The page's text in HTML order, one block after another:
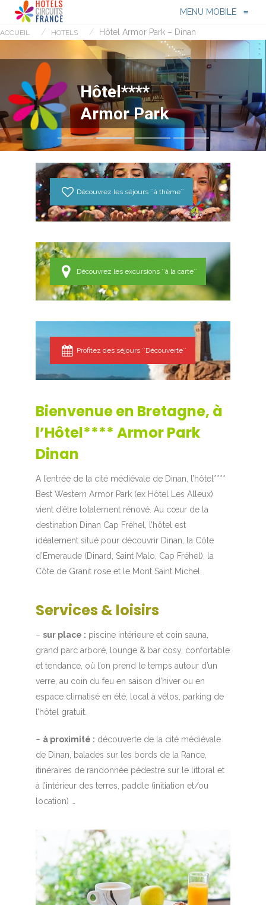
MENU MOBILE ≡
ACCUEIL HOTELS Hôtel Armor Park – Dinan
Hôtel****
Armor Park
Découvrez les séjours ``à thème``
Découvrez les excursions ``à la carte``
Profitez des séjours ``Découverte``
Bienvenue en Bretagne, à
l’Hôtel**** Armor Park
Dinan
A l’entrée de la cité médiévale de Dinan, l’hôtel****
Best Western Armor Park (ex Hôtel Les Alleux)
vient d’être totalement rénové. Au cœur de la
destination Dinan Cap Fréhel, l’hôtel est
idéalement situé pour découvrir Dinan, la Côte
d’Emeraude (Dinard, Saint Malo, Cap Fréhel), la
Côte de Granit rose et le Mont Saint Michel.
Services & loisirs
– sur place : piscine intérieure et coin sauna,
grand parc arboré, lounge & bar cosy, confortable
et tendance, où l’on prend le temps autour d’un
verre, au coin du feu en saison d’hiver ou en
espace climatisé en été, local à vélos, parking de
l’hôtel gratuit.
– à proximité : découverte de la cité médiévale
de Dinan, balades sur les bords de la Rance,
itinéraires de randonnée pédestre sur le littoral et
à l’intérieur des terres, paddle (initiation et/ou
location) …